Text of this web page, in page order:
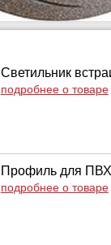
Светильник
подробнее о товаре
Профиль для ПВХ
подробнее о товаре